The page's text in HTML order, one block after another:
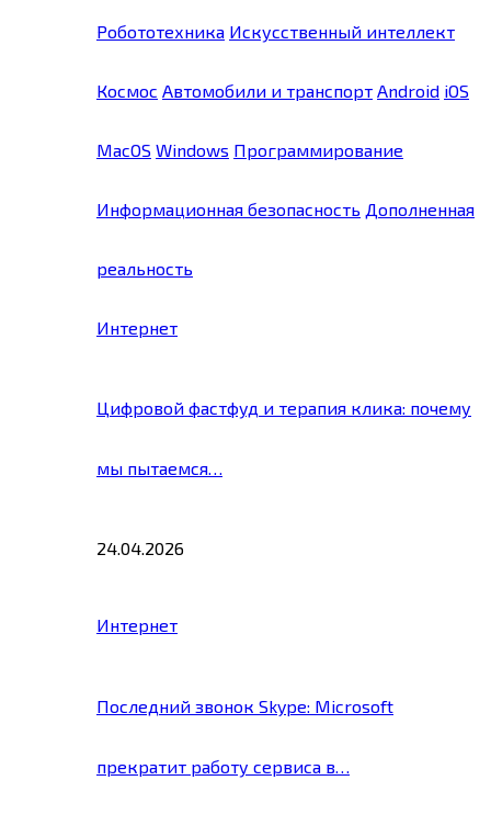
Робототехника Искусственный интеллект
Космос Автомобили и транспорт Android iOS
MacOS Windows Программирование
Информационная безопасность Дополненная
реальность
Интернет
Цифровой фастфуд и терапия клика: почему
мы пытаемся…
24.04.2026
Интернет
Последний звонок Skype: Microsoft
прекратит работу сервиса в…